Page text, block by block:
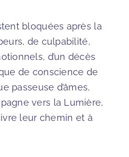
bloquées après la
de culpabilité,
d’un décès
de conscience de
passeuse d’âmes,
vers la Lumière,
leur chemin et à